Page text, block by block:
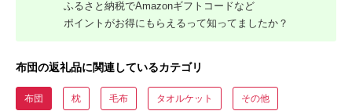
ふるさと納税でAmazonギフトコードなど
ポイントがお得にもらえるって知ってましたか？
布団の返礼品に関連しているカテゴリ
布団 枕 毛布 タオルケット その他